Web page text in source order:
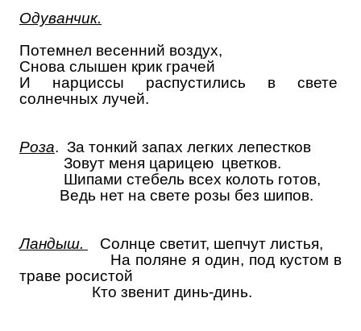
Одуванчик.
Потемнел весенний воздух,
Снова слышен крик грачей
И нарциссы распустились в свете
солнечных лучей.
Роза. За тонкий запах легких лепестков
Зовут меня царицею цветков.
Шипами стебель всех колоть готов,
Ведь нет на свете розы без шипов.
Ландыш.
Солнце светит, шепчут листья,
На поляне я один, под кустом в
траве росистой
Кто звенит динь-динь.